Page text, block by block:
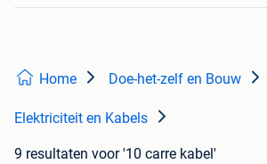
Home Doe-het-zelf en Bouw
Elektriciteit en Kabels
9 resultaten voor '10 carre kabel'